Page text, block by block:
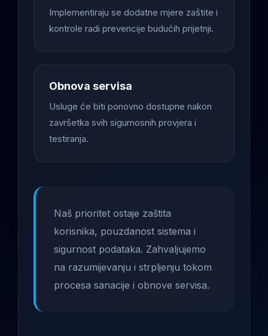
Implementiraju se dodatne mjere zaštite i
kontrole radi prevencije budućih prijetnji.
Obnova servisa
Usluge će biti ponovno dostupne nakon
završetka svih sigurnosnih provjera i
testiranja.
Naš prioritet ostaje zaštita
korisnika, pouzdanost sistema i
sigurnost podataka. Zahvaljujemo
na razumijevanju i strpljenju tokom
procesa sanacije i obnove servisa.